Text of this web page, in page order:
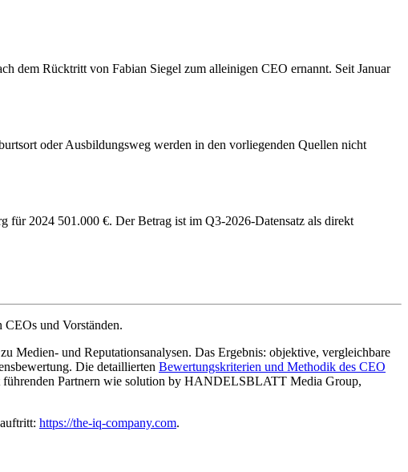
dem Rücktritt von Fabian Siegel zum alleinigen CEO ernannt. Seit Januar
oder Ausbildungsweg werden in den vorliegenden Quellen nicht
2024 501.000 €. Der Betrag ist im Q3-2026-Datensatz als direkt
und Vorständen.
Medien- und Reputationsanalysen. Das Ergebnis: objektive, vergleichbare
Die detaillierten Bewertungskriterien und Methodik des CEO
Partnern wie solution by HANDELSBLATT Media Group,
https://the-iq-company.com.